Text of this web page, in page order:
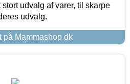
udvalg af varer, til skarpe
udvalg.
på Mammashop.dk